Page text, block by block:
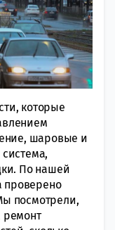
которые
шаровые и
По нашей
проверено
посмотрели,
ремонт